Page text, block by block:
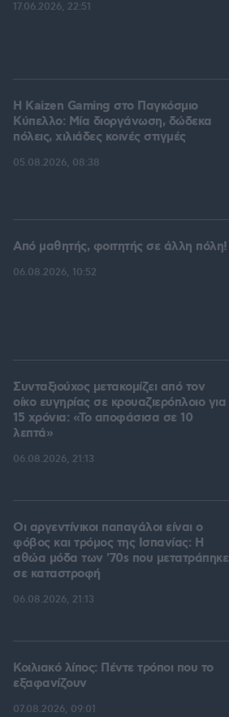
17.06.2026, 22:51
H Kaizen Gaming στο Παγκόσμιο
Kύπελλο: Μία διοργάνωση, δώδεκα
πόλεις, χιλιάδες κοινές στιγμές
05.08.2026, 08:38
Από μαθητής, φοιτητής σε άλλη πόλη!
06.08.2026, 10:52
Συνταξιούχος μετακομίζει από τον
οίκο ευγηρίας σε κρουαζιερόπλοιο για
15 χρόνια: «Το αποφάσισα σε 10
λεπτά»
06.08.2026, 21:13
Οι αργεντίνικοι παπαγάλοι είναι ο
φόβος και τρόμος της Ισπανίας: Η
αθώα μόδα των '70s που μετατράπηκε
σε καταστροφή
06.08.2026, 21:13
Κοιλιακό λίπος: Πέντε τρόποι που το
εξαφανίζουν
07.08.2026, 09:01